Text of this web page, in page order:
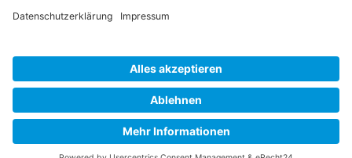
Schul- und Kita-Projekte
© 2026 mach‘s grün • Daniela Krause